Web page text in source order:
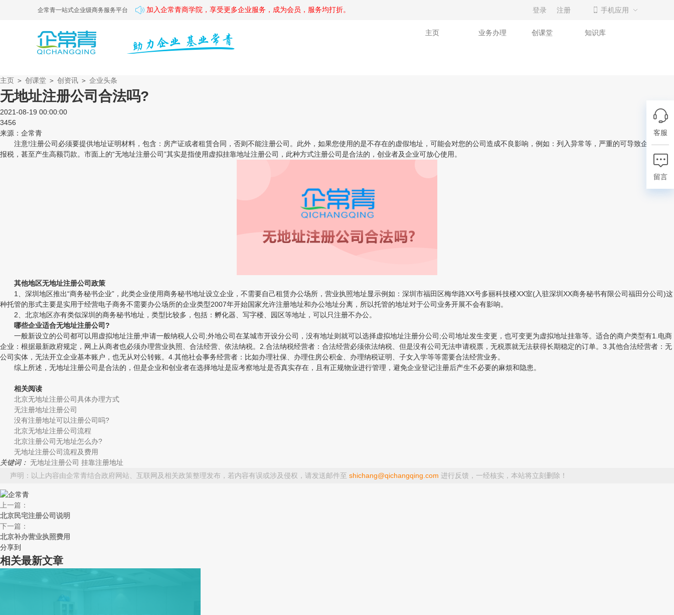
登录 注册 手机应用
企常青一站式企业级商务服务平台 加入企常青商学院，享受更多企业服务，成为会员，服务均打折。
主页 业务办理 创课堂 知识库
主页 ＞ 创课堂 ＞ 创资讯 ＞ 企业头条
无地址注册公司合法吗?
2021-08-19 00:00:00
3456
来源：企常青
注意!注册公司必须要提供地址证明材料，包含：房产证或者租赁合同，否则不能注册公司。此外，如果您使用的是不存在的虚假地址，可能会对您的公司造成不良影响，例如：列入异常等，严重的可导致企业无法
报税，甚至产生高额罚款。市面上的“无地址注册公司”其实是指使用虚拟挂靠地址注册公司，此种方式注册公司是合法的，创业者及企业可放心使用。
其他地区无地址注册公司政策
1、深圳地区推出“商务秘书企业”，此类企业使用商务秘书地址设立企业，不需要自己租赁办公场所，营业执照地址显示例如：深圳市福田区梅华路XX号多丽科技楼XX室(入驻深圳XX商务秘书有限公司福田分公司)这
种托管的形式主要是实用于经营电子商务不需要办公场所的企业类型2007年开始国家允许注册地址和办公地址分离，所以托管的地址对于公司业务开展不会有影响。
2、北京地区亦有类似深圳的商务秘书地址，类型比较多，包括：孵化器、写字楼、园区等地址，可以只注册不办公。
哪些企业适合无地址注册公司?
一般新设立的公司都可以用虚拟地址注册;申请一般纳税人公司;外地公司在某城市开设分公司，没有地址则就可以选择虚拟地址注册分公司;公司地址发生变更，也可变更为虚拟地址挂靠等。适合的商户类型有1.电商
企业：根据最新政府规定，网上从商者也必须办理营业执照、合法经营、依法纳税。2.合法纳税经营者：合法经营必须依法纳税、但是没有公司无法申请税票，无税票就无法获得长期稳定的订单。3.其他合法经营者：无
公司实体，无法开立企业基本账户，也无从对公转账。4.其他社会事务经营者：比如办理社保、办理住房公积金、办理纳税证明、子女入学等等需要合法经营业务。
综上所述，无地址注册公司是合法的，但是企业和创业者在选择地址是应考察地址是否真实存在，且有正规物业进行管理，避免企业登记注册后产生不必要的麻烦和隐患。
相关阅读
北京无地址注册公司具体办理方式
无注册地址注册公司
没有注册地址可以注册公司吗?
北京无地址注册公司流程
北京注册公司无地址怎么办?
无地址注册公司流程及费用
关键词： 无地址注册公司 挂靠注册地址
声明：以上内容由企常青结合政府网站、互联网及相关政策整理发布，若内容有误或涉及侵权，请发送邮件至 shichang@qichangqing.com 进行反馈，一经核实，本站将立刻删除！
上一篇：
北京民宅注册公司说明
下一篇：
北京补办营业执照费用
分享到
相关最新文章
客服
留言